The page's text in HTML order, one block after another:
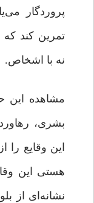
پروردگار
تمرین کند
نه با اشخاص.
مشاهده این
بشری،
این وقایع
هستی این
نشانه‌ای از